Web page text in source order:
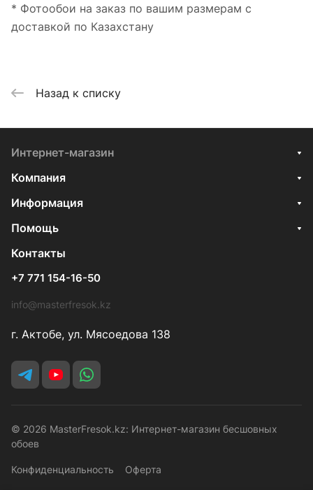
* Фотообои на заказ по вашим размерам с
доставкой по Казахстану
Назад к списку
Интернет-магазин
Компания
Информация
Помощь
Контакты
+7 771 154-16-50
info@masterfresok.kz
г. Актобе, ул. Мясоедова 138
© 2026 MasterFresok.kz: Интернет-магазин бесшовных
обоев
Конфиденциальность Оферта